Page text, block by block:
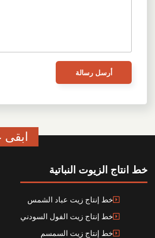
خط انتاج الزيوت النباتية
خط إنتاج زيت عباد الشمس
خط إنتاج زيت الفول السودني
خط إنتاج زيت السمسم